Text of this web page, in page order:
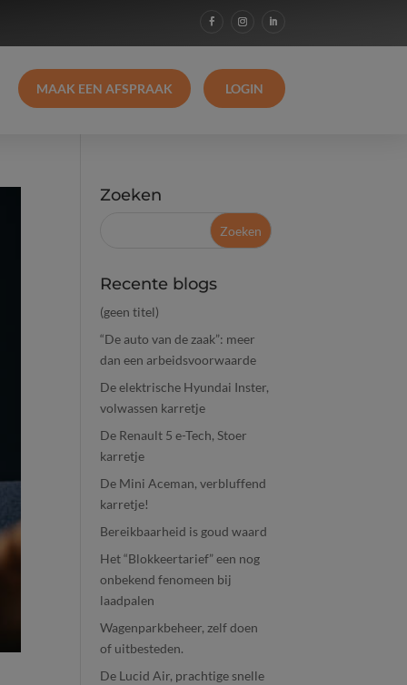
MAAK EEN AFSPRAAK LOGIN
Zoeken
Recente blogs
(geen titel)
“De auto van de zaak”: meer
dan een arbeidsvoorwaarde
De elektrische Hyundai Inster,
volwassen karretje
De Renault 5 e-Tech, Stoer
karretje
De Mini Aceman, verbluffend
karretje!
Bereikbaarheid is goud waard
Het “Blokkeertarief” een nog
onbekend fenomeen bij
laadpalen
Wagenparkbeheer, zelf doen
of uitbesteden.
De Lucid Air, prachtige snelle